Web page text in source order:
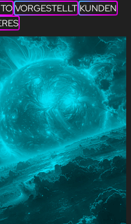
VORGESTELLT KUNDEN